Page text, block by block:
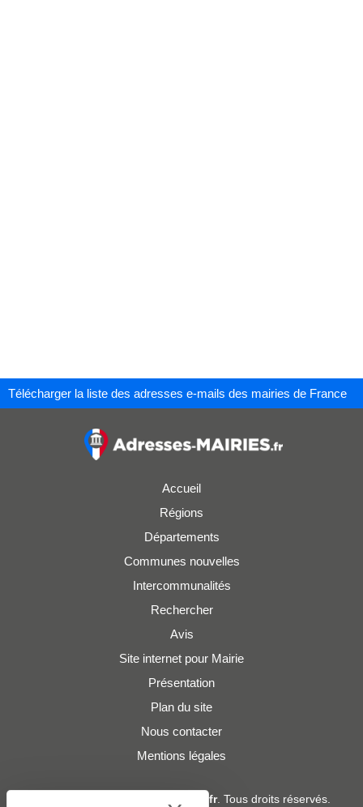
Télécharger la liste des adresses e-mails des mairies de France
Accueil
Régions
Départements
Communes nouvelles
Intercommunalités
Rechercher
Avis
Site internet pour Mairie
Présentation
Plan du site
Nous contacter
Mentions légales
Adresses-Mairies.fr. Tous droits réservés.